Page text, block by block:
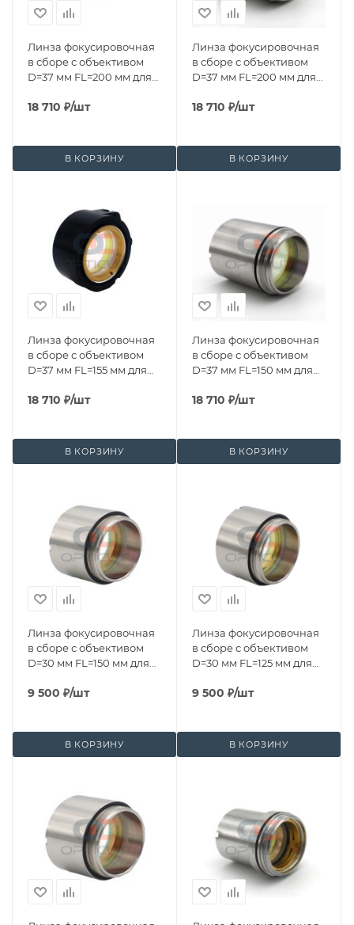
Линза фокусировочная
в сборе с объективом
D=37 мм FL=200 мм для
18 710 ₽/шт
В КОРЗИНУ
Линза фокусировочная
в сборе с объективом
D=37 мм FL=200 мм для
18 710 ₽/шт
В КОРЗИНУ
Линза фокусировочная
в сборе с объективом
D=37 мм FL=155 мм для
18 710 ₽/шт
В КОРЗИНУ
Линза фокусировочная
в сборе с объективом
D=37 мм FL=150 мм для
18 710 ₽/шт
В КОРЗИНУ
Линза фокусировочная
в сборе с объективом
D=30 мм FL=150 мм для
9 500 ₽/шт
В КОРЗИНУ
Линза фокусировочная
в сборе с объективом
D=30 мм FL=125 мм для
9 500 ₽/шт
В КОРЗИНУ